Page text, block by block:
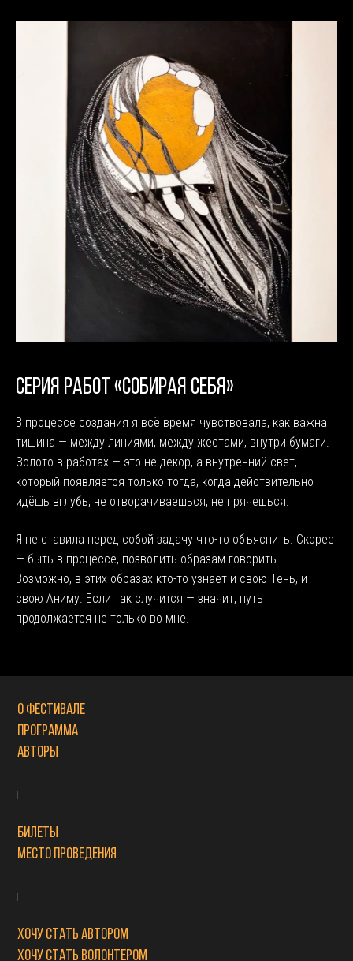
СЕРИЯ РАБОТ «СОБИРАЯ СЕБЯ»
В процессе создания я всё время чувствовала, как важна
тишина — между линиями, между жестами, внутри бумаги.
Золото в работах — это не декор, а внутренний свет,
который появляется только тогда, когда действительно
идёшь вглубь, не отворачиваешься, не прячешься.
Я не ставила перед собой задачу что-то объяснить. Скорее
— быть в процессе, позволить образам говорить.
Возможно, в этих образах кто-то узнает и свою Тень, и
свою Аниму. Если так случится — значит, путь
продолжается не только во мне.
О фестивале
Программа
Авторы
Билеты
Место проведения
Хочу стать автором
Хочу стать волонтером